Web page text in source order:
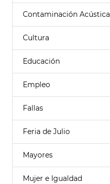
Contaminación Acústica
Cultura
Educación
Empleo
Fallas
Feria de Julio
Mayores
Mujer e Igualdad